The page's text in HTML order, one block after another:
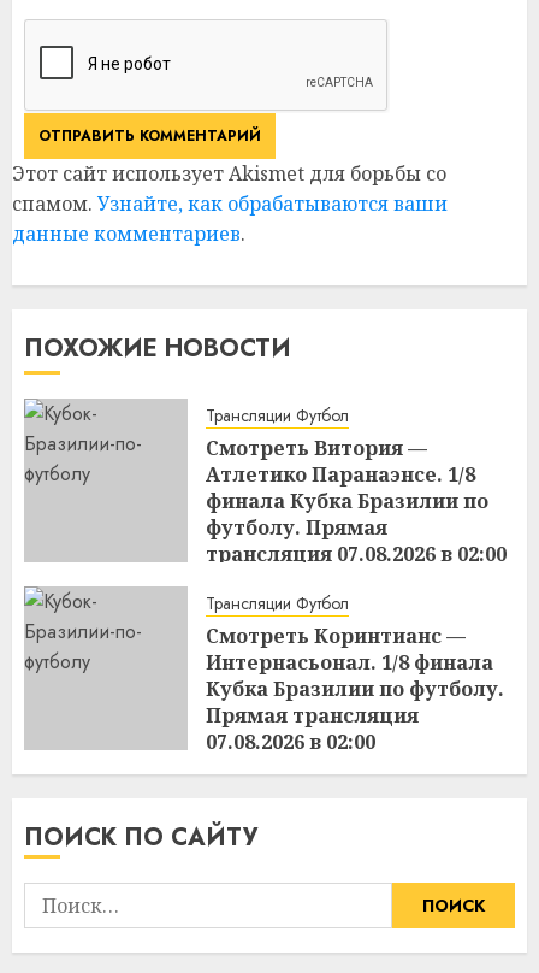
Этот сайт использует Akismet для борьбы со
спамом. Узнайте, как обрабатываются ваши
данные комментариев.
ПОХОЖИЕ НОВОСТИ
Трансляции Футбол
Смотреть Витория —
Атлетико Паранаэнсе. 1/8
финала Кубка Бразилии по
футболу. Прямая
трансляция 07.08.2026 в 02:00
Трансляции Футбол
Смотреть Коринтианс —
Интернасьонал. 1/8 финала
Кубка Бразилии по футболу.
Прямая трансляция
07.08.2026 в 02:00
15:48 06.08.2026
ПОИСК ПО САЙТУ
Найти: